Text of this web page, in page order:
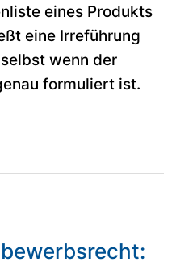
eines Produkts
eine Irreführung
wenn der
formuliert ist.